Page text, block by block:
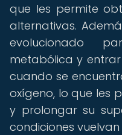
que les permite
alternativas.
evolucionado
metabólica y
cuando se
oxígeno, lo que les
y prolongar su
condiciones